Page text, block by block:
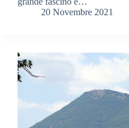
20 Novembre 2021